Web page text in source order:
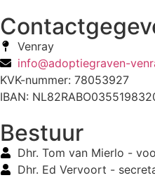
Venray
info@adoptiegraven-
KVK-nummer: 78053927
IBAN:
Bestuur
Dhr. Tom van Mierlo -
Dhr. Ed Vervoort -